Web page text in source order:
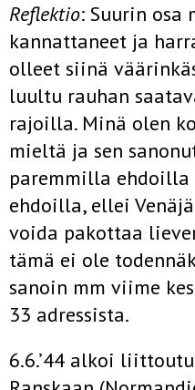
Reflektio: Suurin
kannattaneet ja
olleet siinä
luultu rauhan
rajoilla. Minä olen
mieltä ja sen
paremmilla ehdoilla
ehdoilla, ellei
voida pakottaa
tämä ei ole
sanoin mm viime
33 adressista.
6.6.’44 alkoi